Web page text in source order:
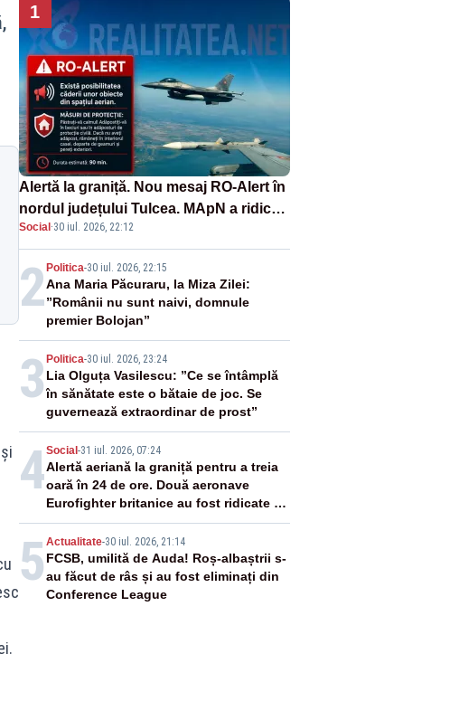
1
Alertă la graniță. Nou mesaj RO-Alert în
nordul județului Tulcea. MApN a ridicat
de la sol două avioane F-16
Social ·30 iul. 2026, 22:12
2 Politica-30 iul. 2026, 22:15
Ana Maria Păcuraru, la Miza Zilei:
”Românii nu sunt naivi, domnule
premier Bolojan”
3 Politica-30 iul. 2026, 23:24
Lia Olguța Vasilescu: ”Ce se întâmplă
în sănătate este o bătaie de joc. Se
guvernează extraordinar de prost”
4Social -31 iul. 2026, 07:24
Alertă aeriană la graniță pentru a treia
oară în 24 de ore. Două aeronave
Eurofighter britanice au fost ridicate de
la sol
5 Actualitate-30 iul. 2026, 21:14
FCSB, umilită de Auda! Roș-albaștrii s-
au făcut de râs și au fost eliminați din
Conference League